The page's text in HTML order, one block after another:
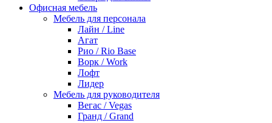
Офисная мебель
Мебель для персонала
Лайн / Line
Агат
Рио / Rio Base
Ворк / Work
Лофт
Лидер
Мебель для руководителя
Вегас / Vegas
Гранд / Grand